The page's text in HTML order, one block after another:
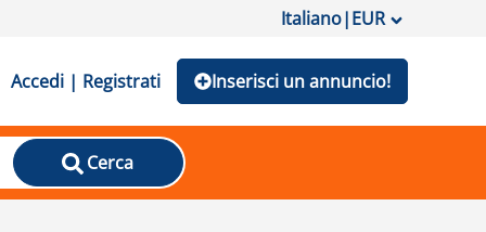
Italiano|EUR
Accedi | Registrati Inserisci un annuncio!
Cerca